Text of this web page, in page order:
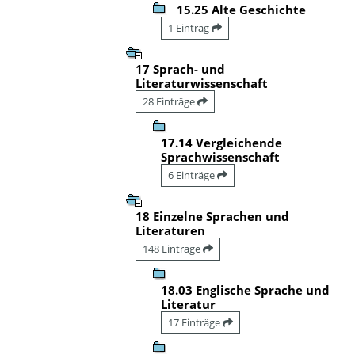
15.25 Alte Geschichte
1 Eintrag
17 Sprach- und
Literaturwissenschaft
28 Einträge
17.14 Vergleichende
Sprachwissenschaft
6 Einträge
18 Einzelne Sprachen und
Literaturen
148 Einträge
18.03 Englische Sprache und
Literatur
17 Einträge